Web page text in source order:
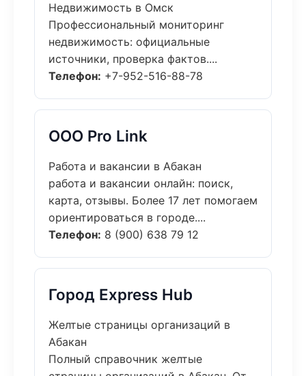
Недвижимость в Омск
Профессиональный мониторинг
недвижимость: официальные
источники, проверка фактов....
Телефон: +7-952-516-88-78
ООО Pro Link
Работа и вакансии в Абакан
работа и вакансии онлайн: поиск,
карта, отзывы. Более 17 лет помогаем
ориентироваться в городе....
Телефон: 8 (900) 638 79 12
Город Express Hub
Желтые страницы организаций в
Абакан
Полный справочник желтые